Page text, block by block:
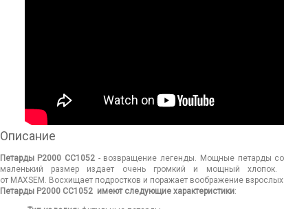
Описание
Петарды P2000 СС1052- возвращение легенды. Мощные петарды
маленький размер издает очень громкий и мощный хлопок.
от MAXSEM. Восхищает подростков и поражает воображение взрослых.
Петарды P2000 СС1052 имеют следующие характеристики: